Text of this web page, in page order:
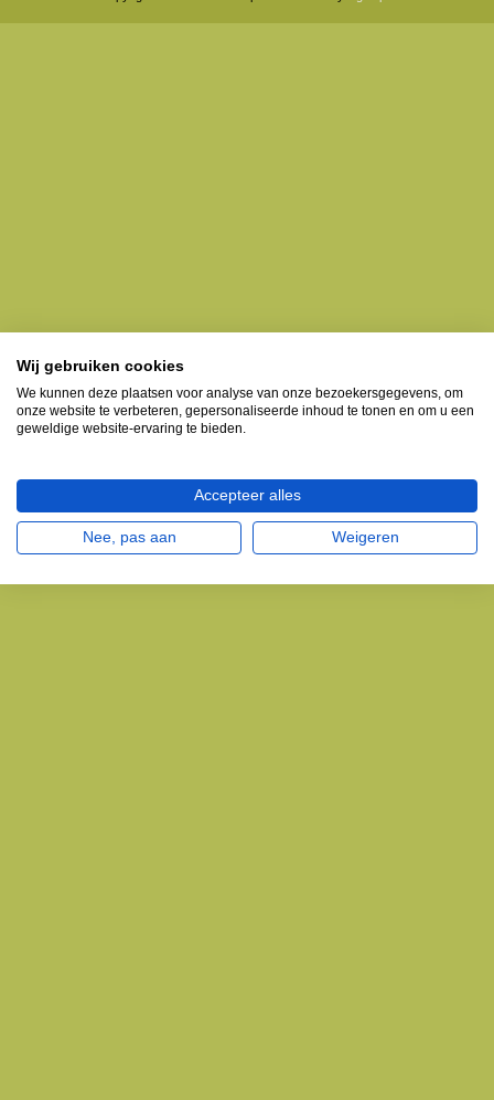
Wij gebruiken cookies
We kunnen deze plaatsen voor analyse van onze bezoekersgegevens, om
onze website te verbeteren, gepersonaliseerde inhoud te tonen en om u een
geweldige website-ervaring te bieden.
Accepteer alles
Nee, pas aan Weigeren